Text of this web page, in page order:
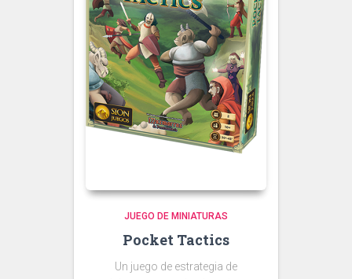
JUEGO DE MINIATURAS
Pocket Tactics
Un juego de estrategia de